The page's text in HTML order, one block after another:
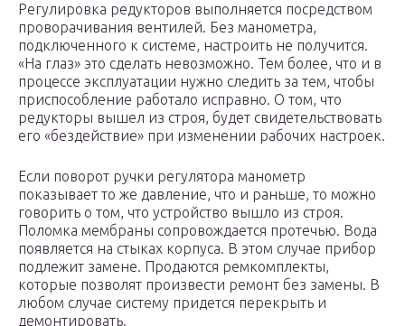
Регулировка редукторов выполняется посредством
проворачивания вентилей. Без манометра,
подключенного к системе, настроить не получится.
«На глаз» это сделать невозможно. Тем более, что и в
процессе эксплуатации нужно следить за тем, чтобы
приспособление работало исправно. О том, что
редукторы вышел из строя, будет свидетельствовать
его «бездействие» при изменении рабочих настроек.
Если поворот ручки регулятора манометр
показывает то же давление, что и раньше, то можно
говорить о том, что устройство вышло из строя.
Поломка мембраны сопровождается протечью. Вода
появляется на стыках корпуса. В этом случае прибор
подлежит замене. Продаются ремкомплекты,
которые позволят произвести ремонт без замены. В
любом случае систему придется перекрыть и
демонтировать.